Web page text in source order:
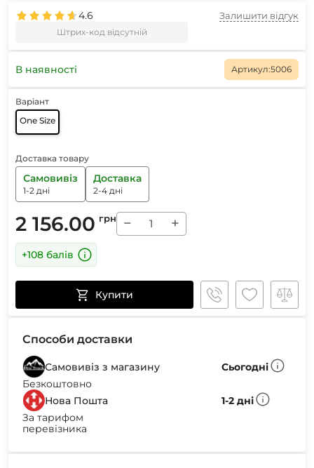
4.6
Штрих-код відсутній
Залишити відгук
В наявності Артикул:5006
Варіант
One Size
Доставка товару
Самовивіз
1-2 дні
Доставка
2-4 дні
2 156.00 грн − +
+108 балів
Купити
Способи доставки
Самовивіз з магазину
Сьогодні
Безкоштовно
Нова Пошта
1-2 дні
За тарифом
перевізника